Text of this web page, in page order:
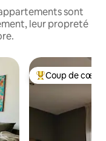
sont
leur propreté
Coups de cœur
Coup de cœur